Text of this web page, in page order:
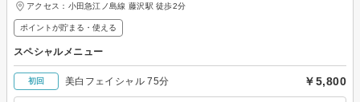
アクセス：小田急江ノ島線 藤沢駅 徒歩2分
ポイントが貯まる・使える
スペシャルメニュー
初回 美白フェイシャル 75分 ￥5,800